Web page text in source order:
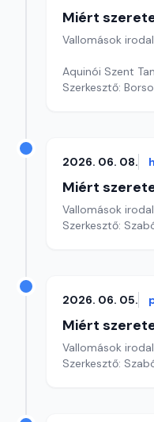
Miért
Vallomások
Aquinói Szent
Szerkesztő:
2026. 06. 08.
Miért
Vallomások
Szerkesztő:
2026. 06. 05.
Miért
Vallomások
Szerkesztő: